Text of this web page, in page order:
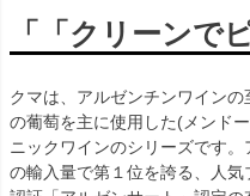
「「クリーンで
クマは、アルゼンチンワイン
の葡萄を主に使用した(メンド
ニックワインのシリーズです
の輸入量で第１位を誇る、人